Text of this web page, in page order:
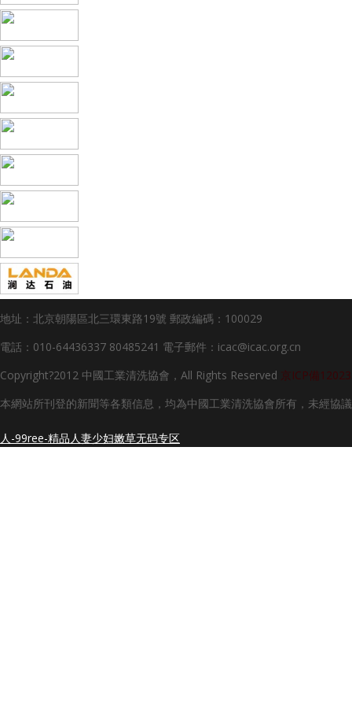
地址：北京朝陽區北三環東路19號 郵政編碼：100029
電話：010-64436337 80485241 電子郵件：icac@icac.org.cn
Copyright?2012 中國工業清洗協會，All Rights Reserved 京ICP備
本網站所刊登的新聞等各類信息，均為中國工業清洗協會所有，未經協
人-99ree-精品人妻少妇嫩草无码专区